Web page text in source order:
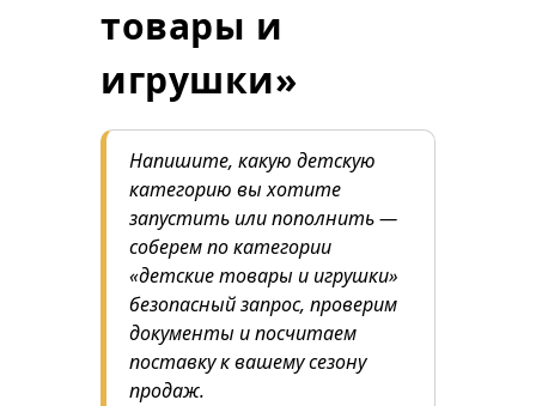
товары и
игрушки»
Напишите, какую детскую
категорию вы хотите
запустить или пополнить —
соберем по категории
«детские товары и игрушки»
безопасный запрос, проверим
документы и посчитаем
поставку к вашему сезону
продаж.